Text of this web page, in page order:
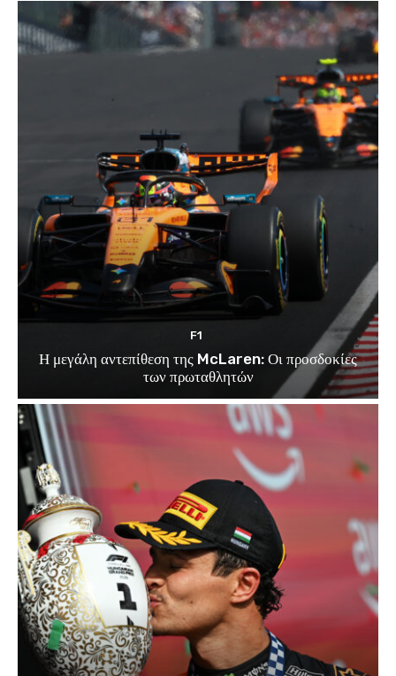
F1
Η μεγάλη αντεπίθεση της McLaren: Οι προσδοκίες
των πρωταθλητών